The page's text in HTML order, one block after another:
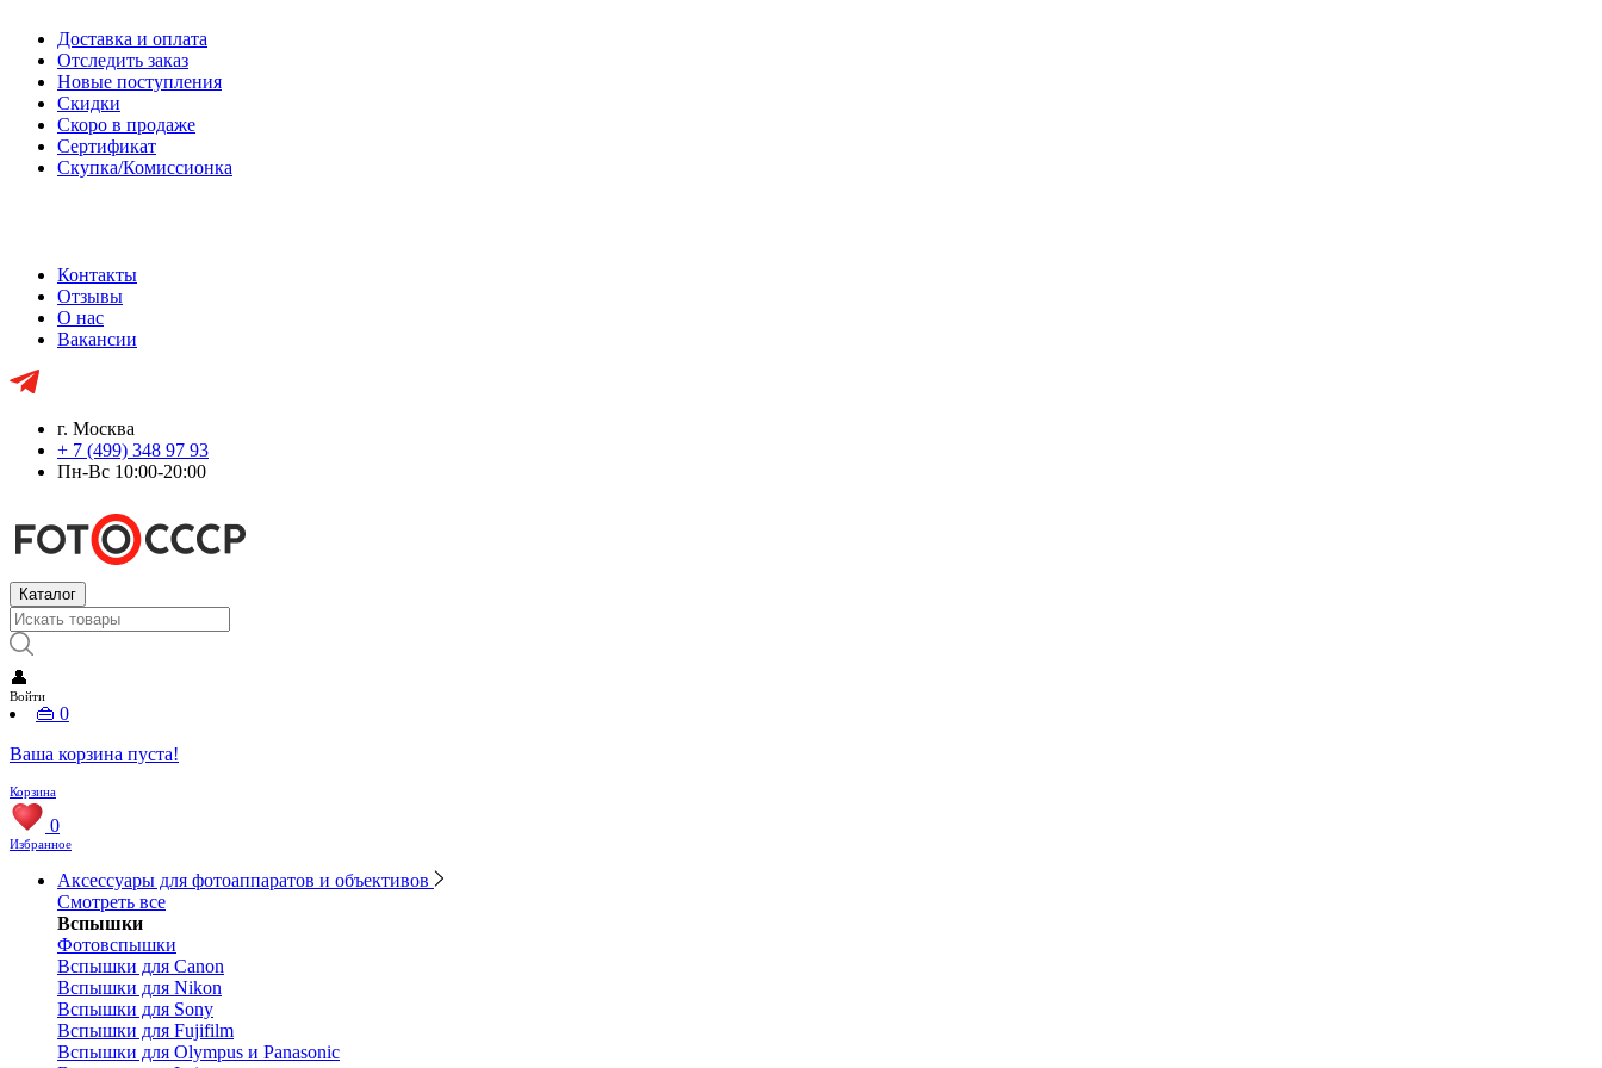
Доставка и оплата
Отследить заказ
Новые поступления
Скидки
Скоро в продаже
Сертификат
Скупка/Комиссионка
Контакты
Отзывы
О нас
Вакансии
г. Москва
+ 7 (499) 348 97 93
Пн-Вс 10:00-20:00
Каталог
👤
Войти
👜 0
Ваша корзина пуста!
Корзина
0
Избранное
Аксессуары для фотоаппаратов и объективов
Смотреть все
Вспышки
Фотовспышки
Вспышки для Canon
Вспышки для Nikon
Вспышки для Sony
Вспышки для Fujifilm
Вспышки для Olympus и Panasonic